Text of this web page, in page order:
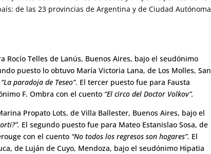
de las 23 provincias de Argentina y de Ciudad Autónoma
Telles de Lanús, Buenos Aires, bajo el seudónimo
puesto lo obtuvo María Victoria Lana, de Los Molles, San
“La paradoja de Teseo”. El tercer puesto fue para Fausta
F. Ombra con el cuento “El circo del Doctor Volkov”.
Propato Lots, de Villa Ballester, Buenos Aires, bajo el
El segundo puesto fue para Mateo Estanislao Sosa, de
con el cuento “No todos los regresos son hogares”. El
de Luján de Cuyo, Mendoza, bajo el seudónimo Hipatia